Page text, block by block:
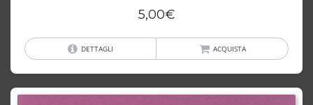
5,00€
DETTAGLI ACQUISTA